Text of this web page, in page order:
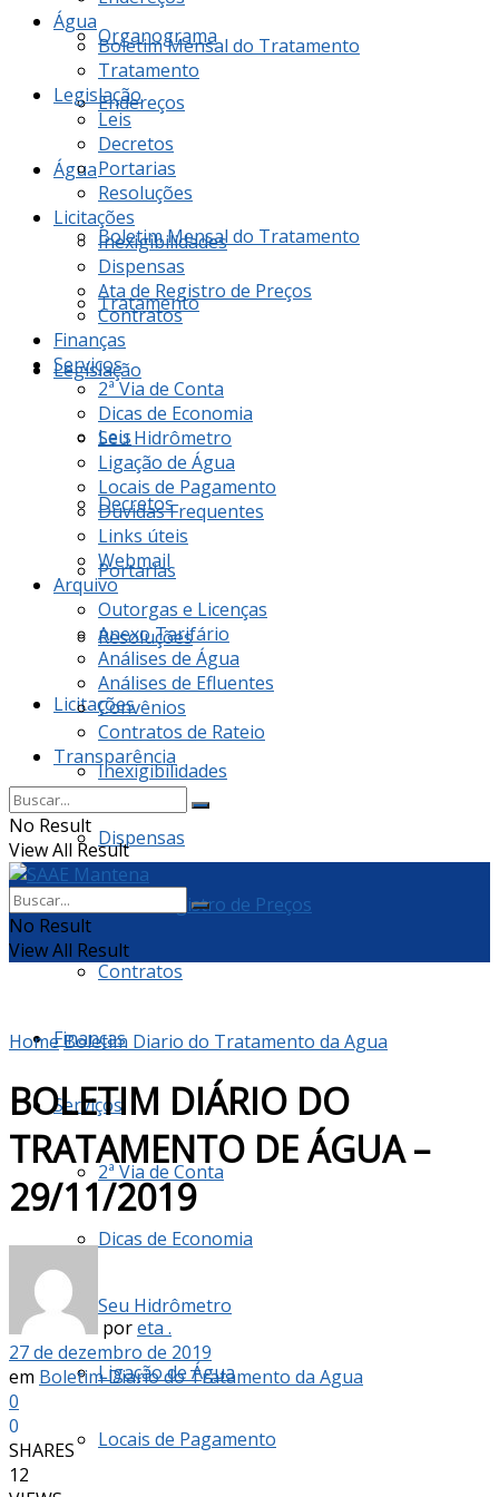
Organograma
Endereços
Água
Boletim Mensal do Tratamento
Tratamento
Legislação
Leis
Decretos
Portarias
Resoluções
Licitações
Inexigibilidades
Dispensas
Ata de Registro de Preços
Contratos
Finanças
Serviços
2ª Via de Conta
Dicas de Economia
Seu Hidrômetro
Ligação de Água
Locais de Pagamento
Água
Boletim Mensal do Tratamento
Tratamento
Legislação
Leis
Decretos
Portarias
Resoluções
Licitações
Inexigibilidades
Dispensas
Ata de Registro de Preços
Contratos
Finanças
Serviços
2ª Via de Conta
Dicas de Economia
Seu Hidrômetro
Ligação de Água
Locais de Pagamento
Dúvidas Frequentes
Links úteis
Webmail
Arquivo
Outorgas e Licenças
Anexo Tarifário
Análises de Água
Análises de Efluentes
Convênios
Contratos de Rateio
Transparência
No Result
View All Result
No Result
View All Result
HomeBoletim Diario do Tratamento da Agua
BOLETIM DIÁRIO DO
TRATAMENTO DE ÁGUA –
29/11/2019
poreta .
27 de dezembro de 2019
em Boletim Diario do Tratamento da Agua
0
0
SHARES
12